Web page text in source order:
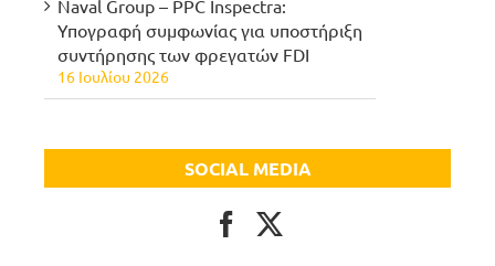
Naval Group – PPC Inspectra:
Υπογραφή συμφωνίας για υποστήριξη
συντήρησης των φρεγατών FDI
16 Ιουλίου 2026
SOCIAL MEDIA